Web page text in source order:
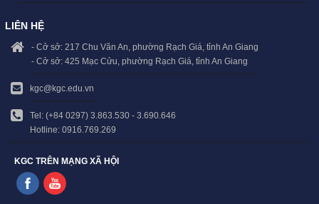
LIÊN HỆ
- Cở sở: 217 Chu Văn An, phường Rạch Giá, tỉnh An Giang
- Cở sở: 425 Mạc Cửu, phường Rạch Giá, tỉnh An Giang
kgc@kgc.edu.vn
Tel: (+84 0297) 3.863.530 - 3.690.646
Hotline: 0916.769.269
KGC TRÊN MẠNG XÃ HỘI